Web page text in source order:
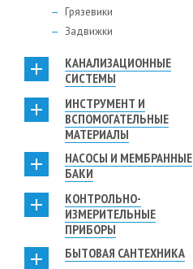
Грязевики
Задвижки
КАНАЛИЗАЦИОННЫЕ
СИСТЕМЫ
ИНСТРУМЕНТ И
ВСПОМОГАТЕЛЬНЫЕ
МАТЕРИАЛЫ
НАСОСЫ И МЕМБРАННЫЕ
БАКИ
КОНТРОЛЬНО-
ИЗМЕРИТЕЛЬНЫЕ
ПРИБОРЫ
БЫТОВАЯ САНТЕХНИКА